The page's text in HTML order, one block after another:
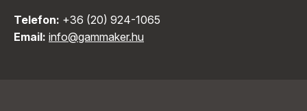
Telefon: +36 (20) 924-1065
Email: info@gammaker.hu